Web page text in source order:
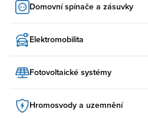
Domovní spínače a zásuvky
Elektromobilita
Fotovoltaické systémy
Hromosvody a uzemnění